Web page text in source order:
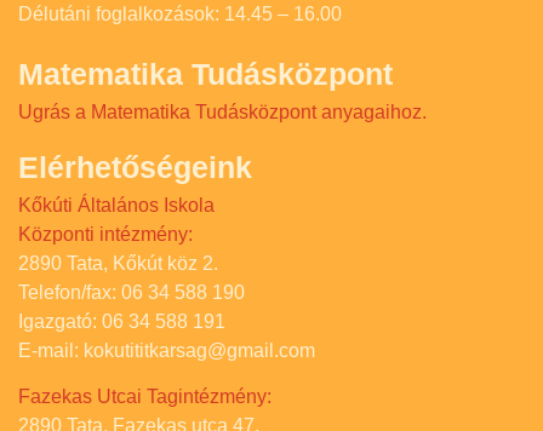
Délutáni foglalkozások: 14.45 – 16.00
Matematika Tudásközpont
Ugrás a Matematika Tudásközpont anyagaihoz.
Elérhetőségeink
Kőkúti Általános Iskola
Központi intézmény:
2890 Tata, Kőkút köz 2.
Telefon/fax: 06 34 588 190
Igazgató: 06 34 588 191
E-mail: kokutititkarsag@gmail.com
Fazekas Utcai Tagintézmény:
2890 Tata, Fazekas utca 47.